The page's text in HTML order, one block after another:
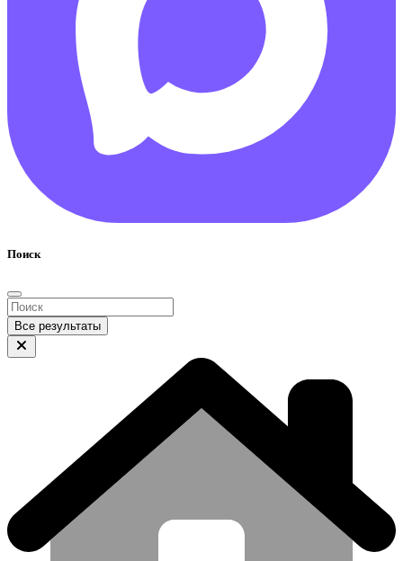
Поиск
Все результаты